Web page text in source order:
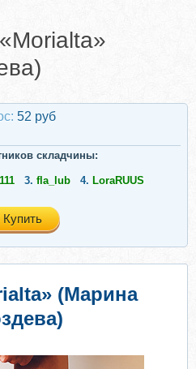
52 руб
складчины:
3. fla_lub 4. LoraRUUS
Купить
(Марина